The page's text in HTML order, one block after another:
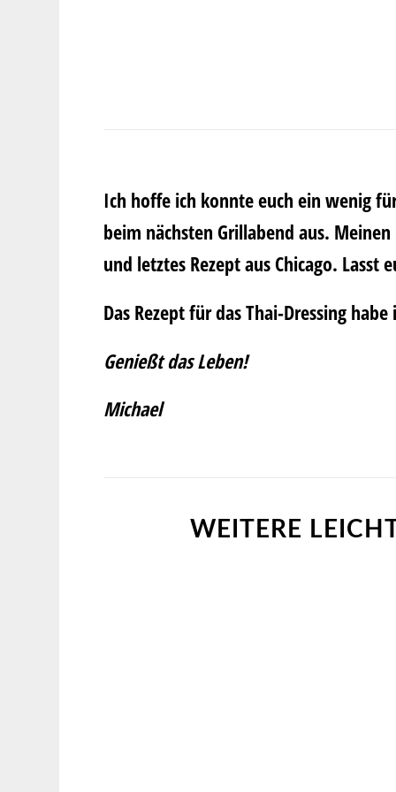
Ich hoffe ich konnte euch ein wenig
beim nächsten Grillabend aus.
und letztes Rezept aus Chicago. Lasst
Das Rezept für das Thai-Dressing habe
Genießt das Leben!
Michael
WEITERE